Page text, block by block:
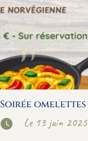
Soirée omelettes
Le 13 juin 2025